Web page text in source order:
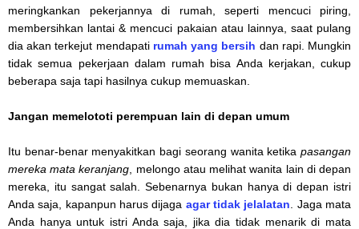
meringkankan pekerjannya di rumah, seperti mencuci piring,
membersihkan lantai & mencuci pakaian atau lainnya, saat pulang
dia akan terkejut mendapati rumah yang bersih dan rapi. Mungkin
tidak semua pekerjaan dalam rumah bisa Anda kerjakan, cukup
beberapa saja tapi hasilnya cukup memuaskan.
Jangan memelototi perempuan lain di depan umum
Itu benar-benar menyakitkan bagi seorang wanita ketika pasangan
merekamata keranjang , melongo atau melihat wanita lain di depan
mereka, itu sangat salah. Sebenarnya bukan hanya di depan istri
Anda saja, kapanpun harus dijaga agar tidak jelalatan . Jaga mata
Anda hanya untuk istri Anda saja, jika dia tidak menarik di mata